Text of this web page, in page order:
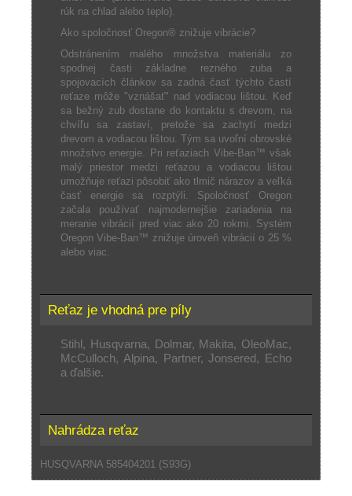
rúk na chlad alebo teplo).
Ako spoločnosť Oregon® znižuje vibrácie?
Odstránením malého množstva materiálu zo
spodnej časti základne rezného zuba a
spojovacích článkov sa zadná časť týchto častí
reťaze môže "vznášať" nad vodiacou lištou. Keď
sa bežný zub dostane do kontaktu s drevom, na
chvíľu sa zastaví, pretože sa zachytí medzi
drevom a vodiacou lištou. Tým sa uvoľní obrovské
množstvo energie. Pri reťaziach Vibe-Ban™ však
malý priestor medzi reťazou a vodiacou lištou
umožňuje reťazi pôsobiť ako tlmič nárazov a veľká
časť energie sa rozptýli. Spoločnosť Oregon
začala používať najmodernejšie zariadenia na
meranie vibrácií pred viac ako 20 rokmi. Systém
Oregon Vibe-Ban™ znižuje úroveň vibrácií o 25 %
alebo viac.
Reťaz je vhodná pre píly
Stihl, Husqvarna, Dolmar, Makita, OleoMac,
McCulloch, Alpina, Partner, Jonsered, Echo
a ďalšie.
Nahrádza reťaz
HUSQVARNA 585404201 (S93G)